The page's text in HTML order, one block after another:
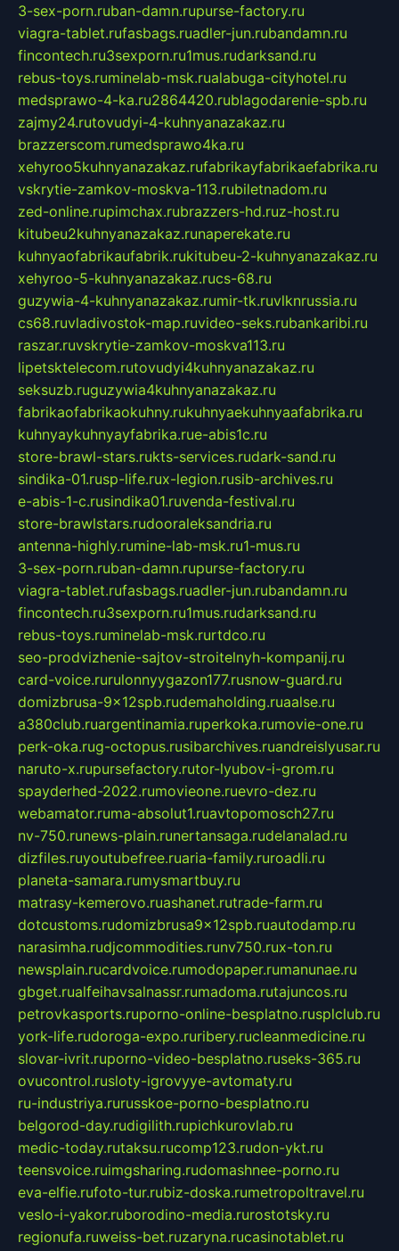
3-sex-porn.ruban-damn.rupurse-factory.ru
viagra-tablet.rufasbags.ruadler-jun.rubandamn.ru
fincontech.ru3sexporn.ru1mus.rudarksand.ru
rebus-toys.ruminelab-msk.rualabuga-cityhotel.ru
medsprawo-4-ka.ru2864420.rublagodarenie-spb.ru
zajmy24.rutovudyi-4-kuhnyanazakaz.ru
brazzerscom.rumedsprawo4ka.ru
xehyroo5kuhnyanazakaz.rufabrikayfabrikaefabrika.ru
vskrytie-zamkov-moskva-113.rubiletnadom.ru
zed-online.rupimchax.rubrazzers-hd.ruz-host.ru
kitubeu2kuhnyanazakaz.runaperekate.ru
kuhnyaofabrikaufabrik.rukitubeu-2-kuhnyanazakaz.ru
xehyroo-5-kuhnyanazakaz.rucs-68.ru
guzywia-4-kuhnyanazakaz.rumir-tk.ruvlknrussia.ru
cs68.ruvladivostok-map.ruvideo-seks.rubankaribi.ru
raszar.ruvskrytie-zamkov-moskva113.ru
lipetsktelecom.rutovudyi4kuhnyanazakaz.ru
seksuzb.ruguzywia4kuhnyanazakaz.ru
fabrikaofabrikaokuhny.rukuhnyaekuhnyaafabrika.ru
kuhnyaykuhnyayfabrika.rue-abis1c.ru
store-brawl-stars.rukts-services.rudark-sand.ru
sindika-01.rusp-life.rux-legion.rusib-archives.ru
e-abis-1-c.rusindika01.ruvenda-festival.ru
store-brawlstars.rudooraleksandria.ru
antenna-highly.rumine-lab-msk.ru1-mus.ru
3-sex-porn.ruban-damn.rupurse-factory.ru
viagra-tablet.rufasbags.ruadler-jun.rubandamn.ru
fincontech.ru3sexporn.ru1mus.rudarksand.ru
rebus-toys.ruminelab-msk.rurtdco.ru
seo-prodvizhenie-sajtov-stroitelnyh-kompanij.ru
card-voice.rurulonnyygazon177.rusnow-guard.ru
domizbrusa-9x12spb.rudemaholding.ruaalse.ru
a380club.ruargentinamia.ruperkoka.rumovie-one.ru
perk-oka.rug-octopus.rusibarchives.ruandreislyusar.ru
naruto-x.rupursefactory.rutor-lyubov-i-grom.ru
spayderhed-2022.rumovieone.ruevro-dez.ru
webamator.ruma-absolut1.ruavtopomosch27.ru
nv-750.runews-plain.runertansaga.rudelanalad.ru
dizfiles.ruyoutubefree.ruaria-family.ruroadli.ru
planeta-samara.rumysmartbuy.ru
matrasy-kemerovo.ruashanet.rutrade-farm.ru
dotcustoms.rudomizbrusa9x12spb.ruautodamp.ru
narasimha.rudjcommodities.runv750.rux-ton.ru
newsplain.rucardvoice.rumodopaper.rumanunae.ru
gbget.rualfeihavsalnassr.rumadoma.rutajuncos.ru
petrovkasports.ruporno-online-besplatno.rusplclub.ru
york-life.rudoroga-expo.ruribery.rucleanmedicine.ru
slovar-ivrit.ruporno-video-besplatno.ruseks-365.ru
ovucontrol.rusloty-igrovyye-avtomaty.ru
ru-industriya.rurusskoe-porno-besplatno.ru
belgorod-day.rudigilith.rupichkurovlab.ru
medic-today.rutaksu.rucomp123.rudon-ykt.ru
teensvoice.ruimgsharing.rudomashnee-porno.ru
eva-elfie.rufoto-tur.rubiz-doska.rumetropoltravel.ru
veslo-i-yakor.ruborodino-media.rurostotsky.ru
regionufa.ruweiss-bet.ruzaryna.rucasinotablet.ru